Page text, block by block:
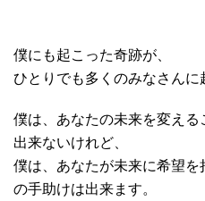
僕にも起こった奇跡が、
ひとりでも多くのみなさんに
僕は、あなたの未来を変える
出来ないけれど、
僕は、あなたが未来に希望を
の手助けは出来ます。